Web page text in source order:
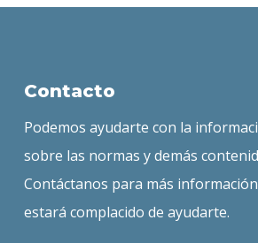
Contacto
Podemos ayudarte con la
sobre las normas y demás
Contáctanos para más
estará complacido de ayudarte.